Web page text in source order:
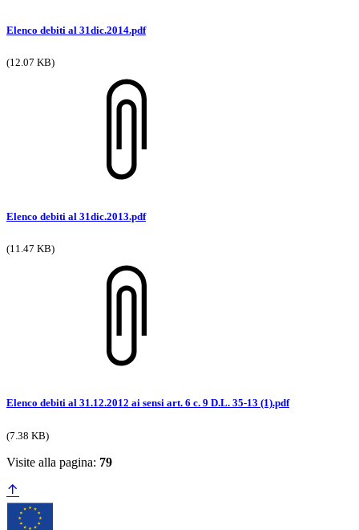
Elenco debiti al 31dic.2014.pdf
(12.07 KB)
Elenco debiti al 31dic.2013.pdf
(11.47 KB)
Elenco debiti al 31.12.2012 ai sensi art. 6 c. 9 D.L. 35-13 (1).pdf
(7.38 KB)
Visite alla pagina: 79